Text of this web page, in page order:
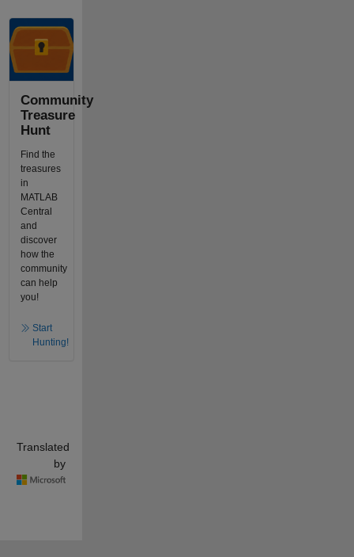
Community
Treasure
Hunt
Find the
treasures
in
MATLAB
Central
and
discover
how the
community
can help
you!
Start
Hunting!
Translated
by